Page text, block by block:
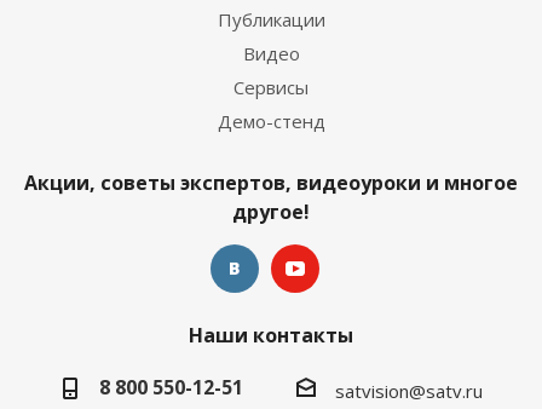
Публикации
Видео
Сервисы
Демо-стенд
Акции, советы экспертов, видеоуроки и многое
другое!
Наши контакты
8 800 550-12-51
satvision@satv.ru